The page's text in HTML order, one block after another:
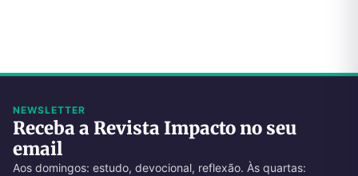
NEWSLETTER
Receba a Revista Impacto no seu
email
Aos domingos: estudo, devocional, reflexão. Às quartas: